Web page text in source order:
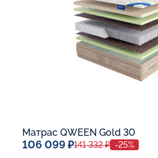
Матрас QWEEN Gold 30
106 099 ₽141 332 ₽ -25%